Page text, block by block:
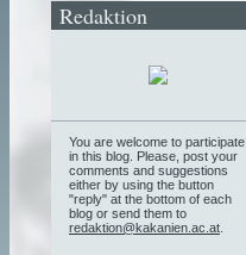
Redaktion
You are welcome to participate
in this blog. Please, post your
comments and suggestions
either by using the button
"reply" at the bottom of each
blog or send them to
redaktion@kakanien.ac.at